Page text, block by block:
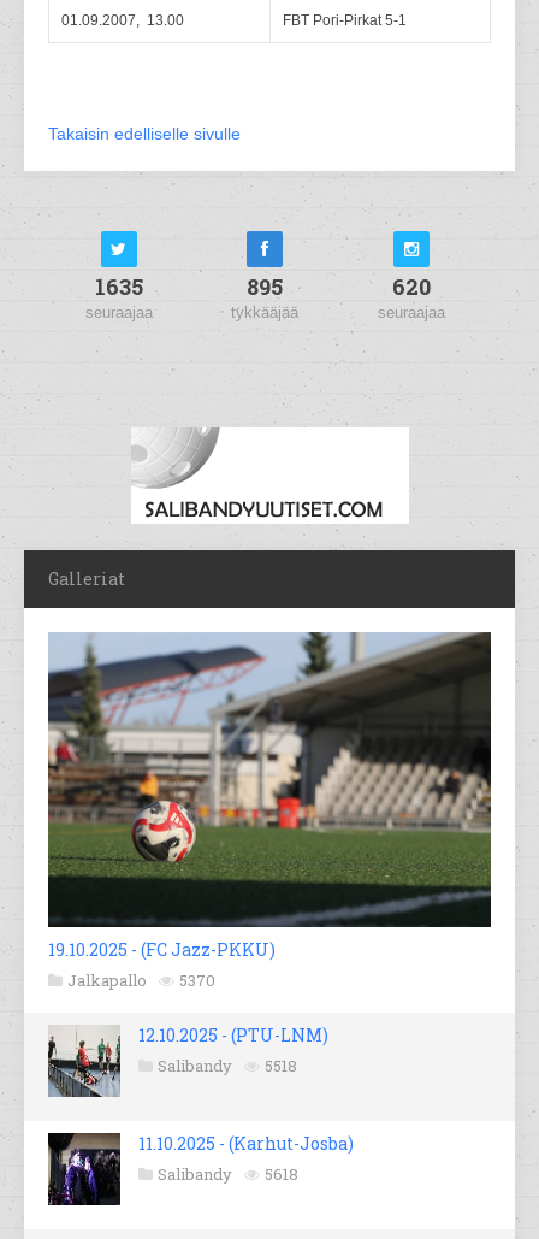
01.09.2007, 13.00 FBT Pori-Pirkat 5-1
Takaisin edelliselle sivulle
1635
seuraajaa
895
tykkääjää
620
seuraajaa
Galleriat
19.10.2025 - (FC Jazz-PKKU)
Jalkapallo 5370
12.10.2025 - (PTU-LNM)
Salibandy 5518
11.10.2025 - (Karhut-Josba)
Salibandy 5618